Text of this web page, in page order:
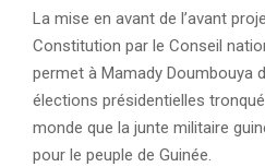
La mise en avant de l’avant
Constitution par le Conseil
permet à Mamady Doumbouya
élections présidentielles
monde que la junte militaire
pour le peuple de Guinée.